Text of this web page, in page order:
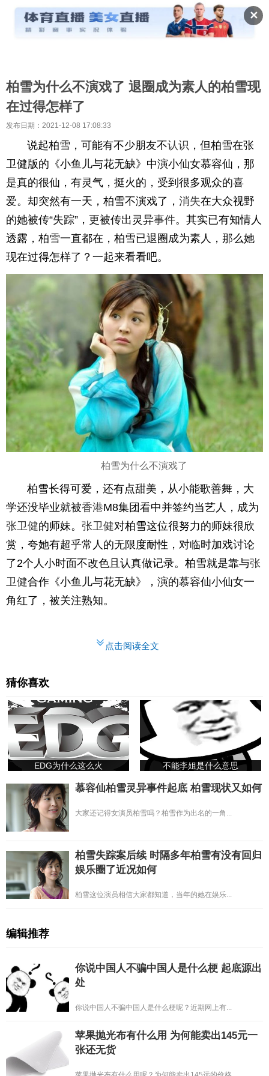
✕
柏雪为什么不演戏了 退圈成为素人的柏雪现
在过得怎样了
发布日期：2021-12-08 17:08:33
说起柏雪，可能有不少朋友不认识 ，但柏雪在张
卫健版的《小鱼儿与花无缺》中演小仙女慕容仙，那
是真的很仙，有灵气，挺火的，受到很多观众的喜
爱。却突然有一天，柏雪不演戏了， 消失在大众视野
的她被传“失踪”，更被传出灵异事件。其实已有知情人
透露，柏雪一直都在，柏雪已退圈成为素人，那么她
现在过得怎样了？一起来看看吧。
柏雪为什么不演戏了
柏雪长得可爱，还有点甜美，从小能歌善舞，大
学还没毕业就被香港M8集团看中并签约当艺人，成为
张卫健的师妹。 张卫健对柏雪这位很努力的师妹很欣
赏，夸她有超乎常人的无限度耐性，对临时加戏讨论
了2个人小时面不改色且认真做记录。柏雪就是靠与张
卫健合作《小鱼儿与花无缺》，演的慕容仙小仙女一
角红了，被关注熟知。
点击阅读全文
猜你喜欢
EDG为什么这么火 不能李姐是什么意思
慕容仙柏雪灵异事件起底 柏雪现状又如何
大家还记得女演员柏雪吗？柏雪作为出名的一角...
柏雪失踪案后续 时隔多年柏雪有没有回归
娱乐圈了近况如何
柏雪这位演员相信大家都知道，当年的她在娱乐...
编辑推荐
你说中国人不骗中国人是什么梗 起底源出
处
你说中国人不骗中国人是什么梗呢？近期网上有...
苹果抛光布有什么用 为何能卖出145元一
张还无货